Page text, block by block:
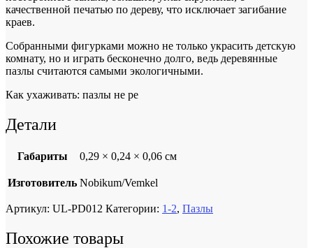
качественной печатью по дереву, что исключает загибание
краев.
Собранными фигурками можно не только украсить детскую
комнату, но и играть бесконечно долго, ведь деревянные
пазлы считаются самыми экологичными.
Как ухаживать: пазлы не ре
Детали
Габариты 0,29 × 0,24 × 0,06 см
Изготовитель Nobikum/Vemkel
Артикул: UL-PD012 Категории: 1-2, Пазлы
Похожие товары